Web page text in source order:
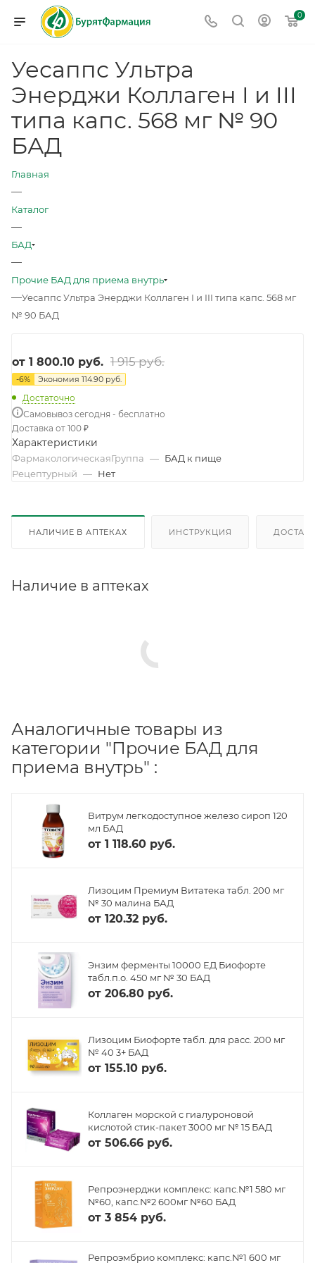
0
Уесаппс Ультра
Энерджи Коллаген I и III
типа капс. 568 мг № 90
БАД
Главная
—
Каталог
—
БАД
—
Прочие БАД для приема внутрь
—Уесаппс Ультра Энерджи Коллаген I и III типа капс. 568 мг
№ 90 БАД
от 1 800.10 руб. 1 915 руб.
-6% Экономия 114.90 руб.
Достаточно
Самовывоз сегодня - бесплатно
Доставка от 100 ₽
Характеристики
ФармакологическаяГруппа — БАД к пище
Рецептурный — Нет
НАЛИЧИЕ В АПТЕКАХ ИНСТРУКЦИЯ
Наличие в аптеках
Аналогичные товары из
категории "Прочие БАД для
приема внутрь" :
Витрум легкодоступное железо сироп 120
мл БАД
от 1 118.60 руб.
Лизоцим Премиум Витатека табл. 200 мг
№ 30 малина БАД
от 120.32 руб.
Энзим ферменты 10000 ЕД Биофорте
табл.п.о. 450 мг № 30 БАД
от 206.80 руб.
Лизоцим Биофорте табл. для расс. 200 мг
№ 40 3+ БАД
от 155.10 руб.
Коллаген морской с гиалуроновой
кислотой стик-пакет 3000 мг № 15 БАД
от 506.66 руб.
Репроэнерджи комплекс: капс.№1 580 мг
№60, капс.№2 600мг №60 БАД
от 3 854 руб.
Репроэмбрио комплекс: капс.№1 600 мг